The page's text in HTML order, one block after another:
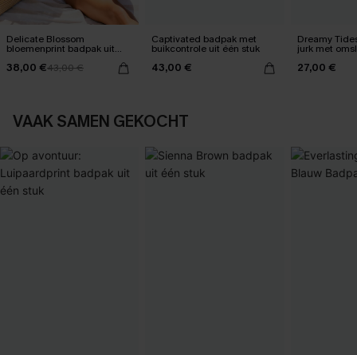
Delicate Blossom
bloemenprint badpak uit
38,00 €43,00 €
Captivated badpak met
buikcontrole uit één stuk
43,00 €
Dreamy
jurk met
27,00 €
VAAK SAMEN GEKOCHT